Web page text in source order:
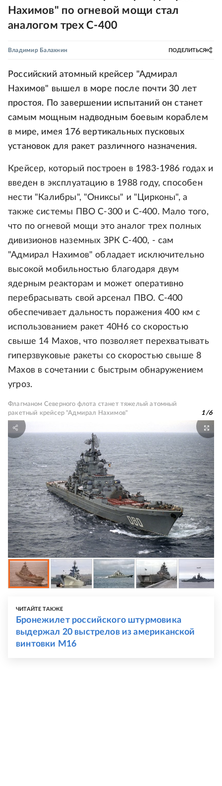
Нахимов" по огневой мощи стал
аналогом трех С-400
Владимир Балахнин ПОДЕЛИТЬСЯ
Российский атомный крейсер "Адмирал
Нахимов" вышел в море после почти 30 лет
простоя. По завершении испытаний он станет
самым мощным надводным боевым кораблем
в мире, имея 176 вертикальных пусковых
установок для ракет различного назначения.
Крейсер, который построен в 1983-1986 годах и
введен в эксплуатацию в 1988 году, способен
нести "Калибры", "Ониксы" и "Цирконы", а
также системы ПВО С-300 и С-400. Мало того,
что по огневой мощи это аналог трех полных
дивизионов наземных ЗРК С-400, - сам
"Адмирал Нахимов" обладает исключительно
высокой мобильностью благодаря двум
ядерным реакторам и может оперативно
перебрасывать свой арсенал ПВО. С-400
обеспечивает дальность поражения 400 км с
использованием ракет 40Н6 со скоростью
свыше 14 Махов, что позволяет перехватывать
гиперзвуковые ракеты со скоростью свыше 8
Махов в сочетании с быстрым обнаружением
угроз.
Флагманом Северного флота станет тяжелый атомный
ракетный крейсер "Адмирал Нахимов"
1/6
ЧИТАЙТЕ ТАКЖЕ
Бронежилет российского штурмовика
выдержал 20 выстрелов из американской
винтовки М16